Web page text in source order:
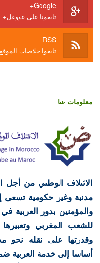
Google+
تابعونا على غووغل+
RSS
تابعوا خلاصات الموقع
معلومات عنا
الائتلاف الوطني من أجل
مدنية وغير حكومية تسعى
والمؤمنين بدور العربية
للشعب المغربي وتعبيرها
وقدرتها على نقله نحو
أساسا إلى خدمة العربية